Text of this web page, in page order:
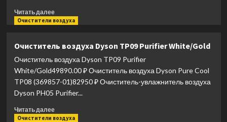
Читать далееПрочитать
больше
воздуха
Dyson
TP12
Purifier
White/Gold
Очистители воздуха
Очиститель воздуха Dyson TP09 Purifier White/Gold
Очиститель воздуха Dyson TP09 Purifier
White/Gold49890.00 ₽ Очиститель воздуха Dyson Pure Cool
TP08 (369857-01)82950 ₽ Очиститель-увлажнитель воздуха
Dyson PH05 Purifier...
Читать далееПрочитать
больше
Очистители воздуха